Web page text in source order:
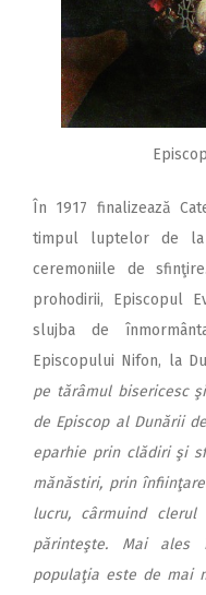
În 1917 finalizează
timpul luptelor de la
ceremoniile de
prohodirii, Episcopul
slujba de
Episcopului Nifon, la
pe tărâmul bisericesc
de Episcop al Dunării
eparhie prin clădiri şi
mănăstiri, prin
lucru, cârmuind
părinteşte. Mai ales
populaţia este de mai